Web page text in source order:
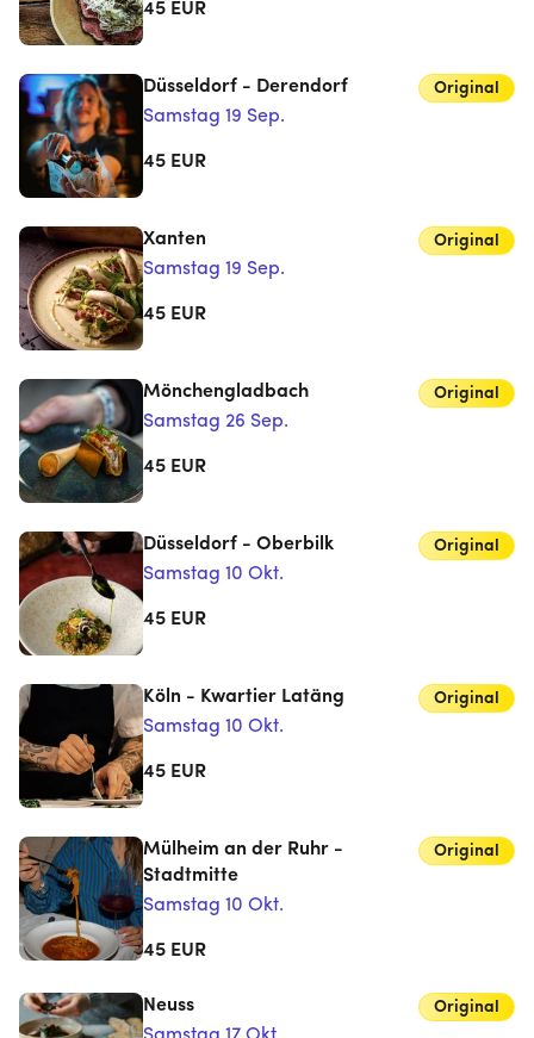
45 EUR
Düsseldorf - Derendorf
Samstag 19 Sep.
Original
45 EUR
Xanten
Samstag 19 Sep.
Original
45 EUR
Mönchengladbach
Samstag 26 Sep.
Original
45 EUR
Düsseldorf - Oberbilk
Samstag 10 Okt.
Original
45 EUR
Köln - Kwartier Latäng
Samstag 10 Okt.
Original
45 EUR
Mülheim an der Ruhr -
Stadtmitte
Samstag 10 Okt.
Original
45 EUR
Neuss
Original